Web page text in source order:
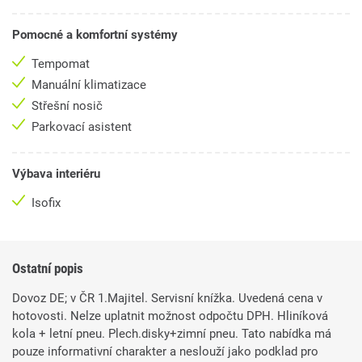
Pomocné a komfortní systémy
Tempomat
Manuální klimatizace
Střešní nosič
Parkovací asistent
Výbava interiéru
Isofix
Ostatní popis
Dovoz DE; v ČR 1.Majitel. Servisní knížka. Uvedená cena v
hotovosti. Nelze uplatnit možnost odpočtu DPH. Hliníková
kola + letní pneu. Plech.disky+zimní pneu. Tato nabídka má
pouze informativní charakter a neslouží jako podklad pro